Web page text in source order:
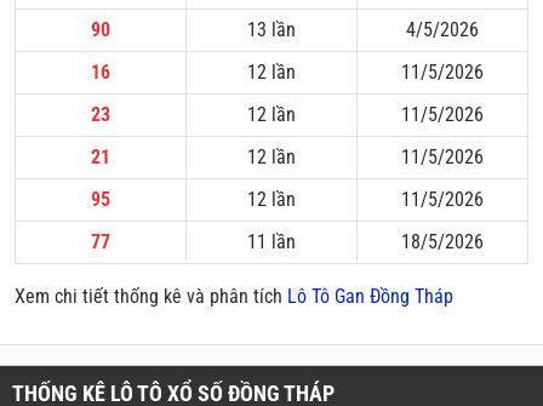
90
13 lần
4/5/2026
16
12 lần
11/5/2026
23
12 lần
11/5/2026
21
12 lần
11/5/2026
95
12 lần
11/5/2026
77
11 lần 18/5/2026
Xem chi tiết thống kê và phân tích Lô Tô Gan Đồng Tháp
THỐNG KÊ LÔ TÔ XỔ SỐ ĐỒNG THÁP